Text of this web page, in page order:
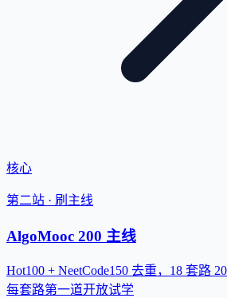
核心
第二站 · 刷主线
AlgoMooc 200 主线
Hot100 + NeetCode150 去重，18 套路
每套路第一道开放试学